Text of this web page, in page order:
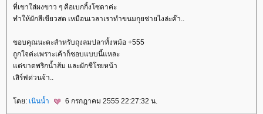
ที่เขาใส่ผงขาว ๆ คือเบกกิ้งโซดาค่ะ
ทำให้ผักสีเขียวสด เหมือนเวลาเราทำขนมกุยช่ายไงล่ะค๊า..
ขอบคุณนะคะสำหรับถุงลมปลาทั้งหม้อ +555
ถูกใจค่ะเพราะเค้าก็ชอบแบบนี้แหละ
ต่ขาดพริกน้ำส้ม และผักชีโรยหน้า
เสิร์ฟด่วนจ้า..
ดย: เนินน้ำ 6 กรกฎาคม 2555 22:27:32 น.